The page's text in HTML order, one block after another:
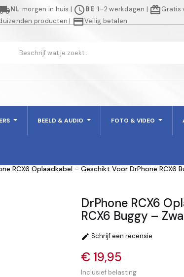
NL: morgen in huis | scheduleBE: 1–2 werkdagen | redeemGratis
producten | credit_cardVeilig betalen
BEELD & AUDIO FOTO & VIDEO
RCX6 Oplaadkabel – Geschikt Voor DrPhone RCX6
DrPhone RCX6
RCX6 Buggy –
 Schrijf een recensie
€ 19,95
Inclusief belasting